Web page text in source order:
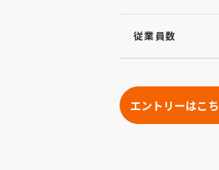
従業員数
エントリーはこ